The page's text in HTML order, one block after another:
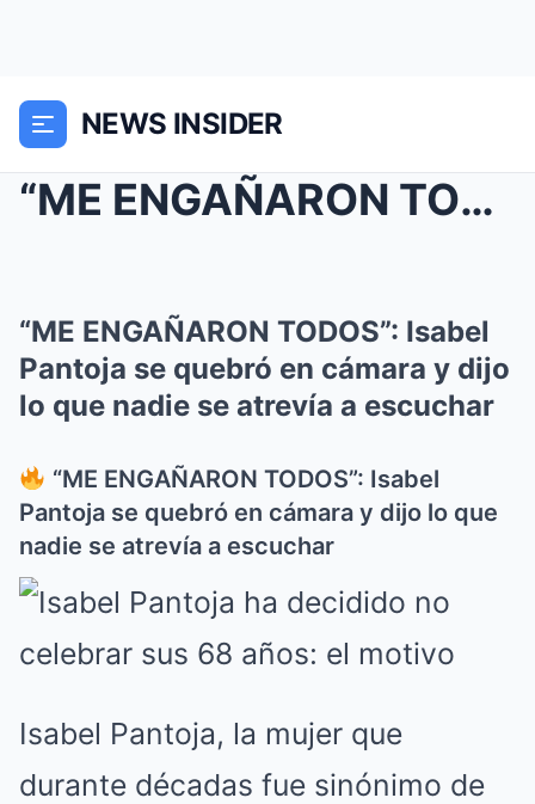
NEWS INSIDER
“ME ENGAÑARON TODOS”: Isabel Pantoja se quebró en ...
“ME ENGAÑARON TODOS”: Isabel
Pantoja se quebró en cámara y dijo
lo que nadie se atrevía a escuchar
“ME ENGAÑARON TODOS”: Isabel
Pantoja se quebró en cámara y dijo lo que
nadie se atrevía a escuchar
Isabel Pantoja, la mujer que
durante décadas fue sinónimo de